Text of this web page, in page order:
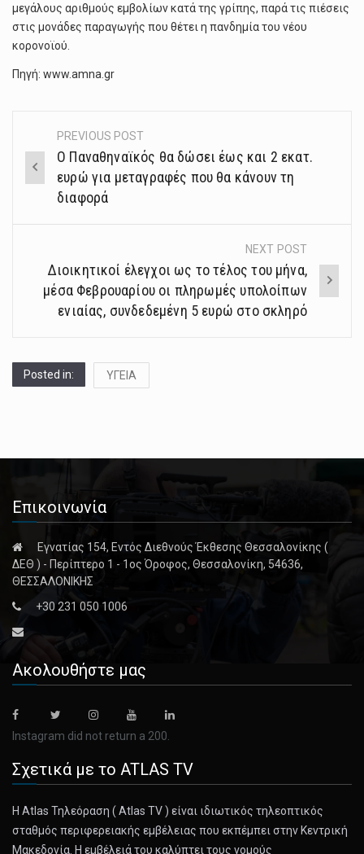
μεγάλους αριθμούς εμβολίων κατά της γρίπης, παρά τις πιέσεις
στις μονάδες παραγωγής που θέτει η πανδημία του νέου
κορονοϊού.
Πηγή: www.amna.gr
Post
navigation
PREVIOUS POST
Ο Παναθηναϊκός θα δώσει έως και 2 εκατ.
ευρώ για μεταγραφές που θα κάνουν τη
διαφορά
NEXT POST
Διοικητικοί έλεγχοι ως το τέλος του μήνα,
μέσα Φεβρουαρίου οι πληρωμές υπολοίπων
ενιαίας, συνδεδεμένη 5 ευρώ στο σκληρό
Posted in: ΥΓΕΙΑ
Επικοινωνία
Εγνατίας 154, Εντός Διεθνούς Έκθεσης Θεσσαλονίκης (
ΔΕΘ ) - Περίπτερο 1 - 1ος Όροφος, Θεσσαλονίκη, 54636,
ΘΕΣΣΑΛΟΝΙΚΗΣ
+30 231 050 1006
Ακολουθήστε μας
Instagram did not return a 200.
Σχετικά με το ATLAS TV
Η Atlas Τηλεόραση ( Atlas TV ) είναι ιδιωτικός τηλεοπτικός
σταθμός περιφερειακής εμβέλειας που εκπέμπει στην Κεντρική
Μακεδονία. Η εμβέλειά του καλύπτει τους νομούς